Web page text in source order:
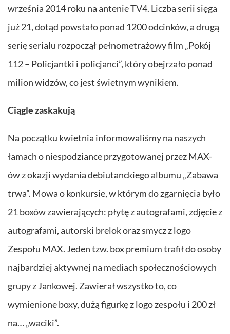
września 2014 roku na antenie TV4. Liczba serii sięga
już 21, dotąd powstało ponad 1200 odcinków, a drugą
serię serialu rozpoczął pełnometrażowy film „Pokój
112 – Policjantki i policjanci”, który obejrzało ponad
milion widzów, co jest świetnym wynikiem.
Ciągle zaskakują
Na początku kwietnia informowaliśmy na naszych
łamach o niespodziance przygotowanej przez MAX-
ów z okazji wydania debiutanckiego albumu „Zabawa
trwa”. Mowa o konkursie, w którym do zgarnięcia było
21 boxów zawierających: płytę z autografami, zdjęcie z
autografami, autorski brelok oraz smycz z logo
Zespołu MAX. Jeden tzw. box premium trafił do osoby
najbardziej aktywnej na mediach społecznościowych
grupy z Jankowej. Zawierał wszystko to, co
wymienione boxy, dużą figurkę z logo zespołu i 200 zł
na… „waciki”.